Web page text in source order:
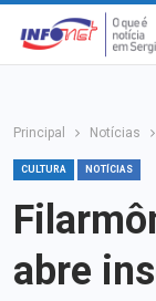
Principal Notícias
CULTURA NOTÍCIAS
abre